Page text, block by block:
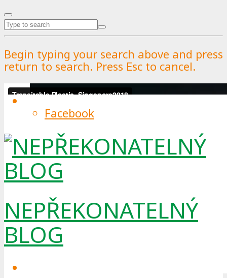
Begin typing your search above and press
return to search. Press Esc to cancel.
Facebook
NEPŘEKONATELNÝ
BLOG